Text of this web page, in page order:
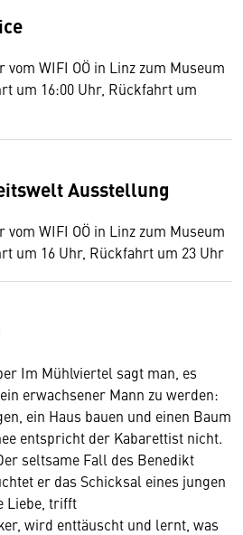
WIFI OÖ in Linz zum Museum
um 16:00 Uhr, Rückfahrt um
Ausstellung
WIFI OÖ in Linz zum Museum
um 16 Uhr, Rückfahrt um 23 Uhr
Im Mühlviertel sagt man, es
erwachsener Mann zu werden:
ein Haus bauen und einen Baum
entspricht der Kabarettist nicht.
seltsame Fall des Benedikt
er das Schicksal eines jungen
Liebe, trifft
wird enttäuscht und lernt, was